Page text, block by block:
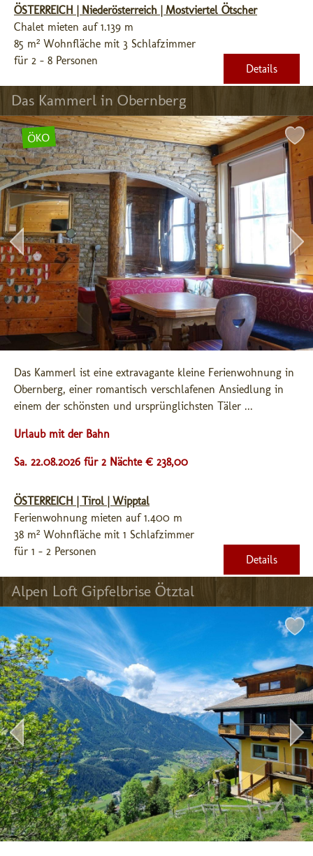
ÖSTERREICH | Niederösterreich | Mostviertel Ötscher
Chalet mieten auf 1.139 m
85 m² Wohnfläche mit 3 Schlafzimmer
für 2 - 8 Personen
Details
Das Kammerl in Obernberg
ÖKO
Das Kammerl ist eine extravagante kleine Ferienwohnung in
Obernberg, einer romantisch verschlafenen Ansiedlung in
einem der schönsten und ursprünglichsten Täler ...
Urlaub mit der Bahn
Sa. 22.08.2026 für 2 Nächte € 238,00
ÖSTERREICH | Tirol | Wipptal
Ferienwohnung mieten auf 1.400 m
38 m² Wohnfläche mit 1 Schlafzimmer
für 1 - 2 Personen
Details
Alpen Loft Gipfelbrise Ötztal